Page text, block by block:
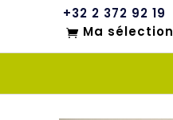
+32 2 372 92 19
Ma sélection